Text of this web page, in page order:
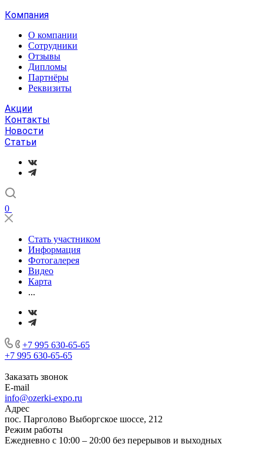
Компания
О компании
Сотрудники
Отзывы
Дипломы
Партнёры
Реквизиты
Акции
Контакты
Новости
Статьи
0
Стать участником
Информация
Фотогалерея
Видео
Карта
...
+7 995 630-65-65
+7 995 630-65-65
Заказать звонок
E-mail
info@ozerki-expo.ru
Адрес
пос. Парголово Выборгское шоссе, 212
Режим работы
Ежедневно с 10:00 – 20:00 без перерывов и выходных